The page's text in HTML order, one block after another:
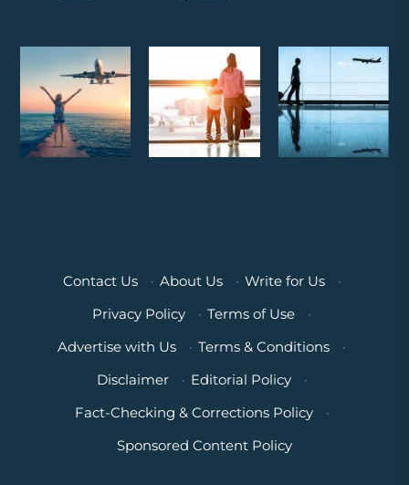
Contact Us · About Us · Write for Us
·
Privacy Policy
· Terms of Use
·
Advertise with Us
· Terms & Conditions
·
Disclaimer
· Editorial Policy
·
Fact-Checking & Corrections Policy
·
Sponsored Content Policy